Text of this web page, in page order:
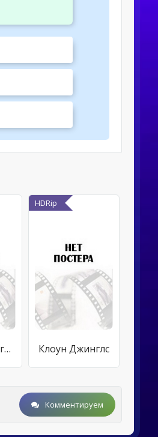
Сумеречный город
HDRip
Клоун Джинглс
Комментируем